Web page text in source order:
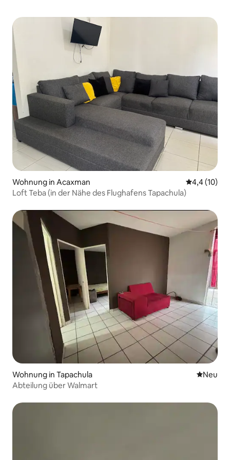
Wohnung in Acaxman
4,4 (10)
Loft Teba (in der Nähe des Flughafens Tapachula)
Wohnung in Tapachula Neue
Neu
Abteilung über Walmart